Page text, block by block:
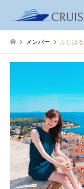
メンバー ふじはる